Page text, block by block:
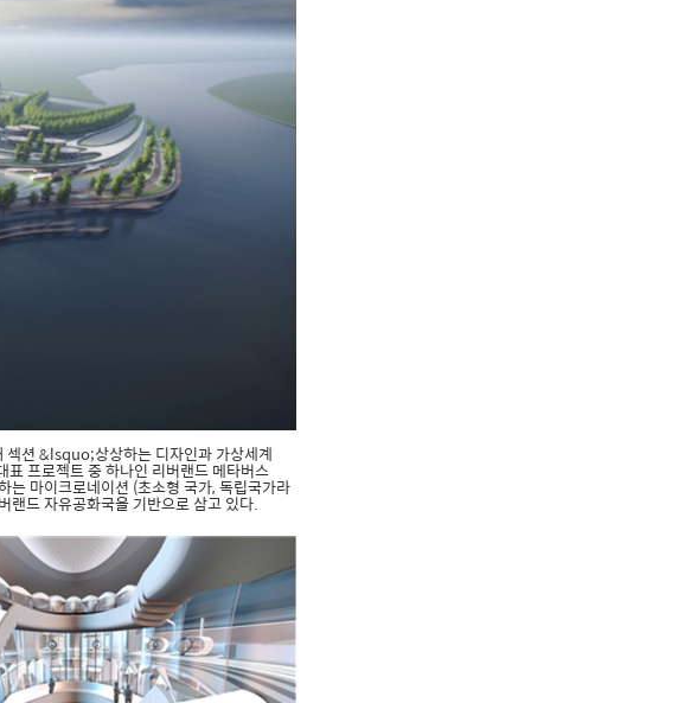
션 &lsquo;상상하는 디자인과 가상세계
프로젝트 중 하나인 리버랜드 메타버스
는 마이크로네이션 (초소형 국가, 독립국가라
랜드 자유공화국을 기반으로 삼고 있다.